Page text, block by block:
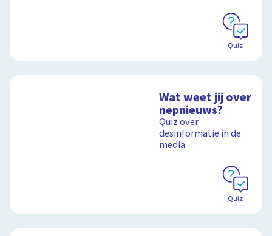
Schoolplaat
Quiz
Wat weet jij over
nepnieuws?
Quiz over
desinformatie in de
media
Quiz